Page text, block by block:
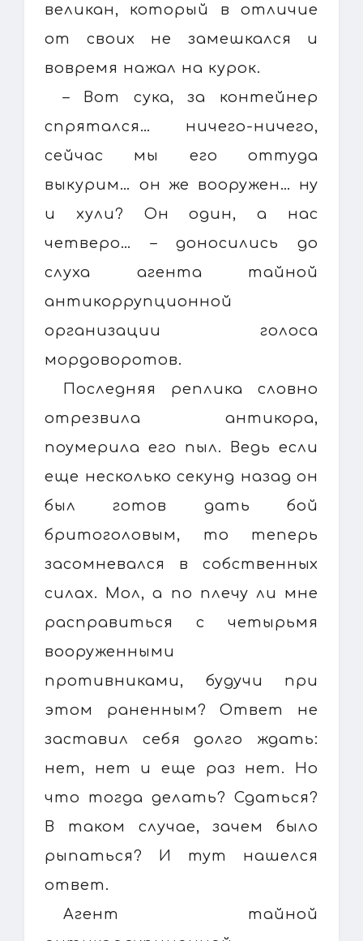
великан, который в отличие
от своих не замешкался и
вовремя нажал на курок.
– Вот сука, за контейнер
спрятался… ничего-ничего,
сейчас мы его оттуда
выкурим… он же вооружен… ну
и хули? Он один, а нас
четверо… – доносились до
слуха агента тайной
антикоррупционной
организации голоса
мордоворотов.
Последняя реплика словно
отрезвила антикора,
поумерила его пыл. Ведь если
еще несколько секунд назад он
был готов дать бой
бритоголовым, то теперь
засомневался в собственных
силах. Мол, а по плечу ли мне
расправиться с четырьмя
вооруженными
противниками, будучи при
этом раненным? Ответ не
заставил себя долго ждать:
нет, нет и еще раз нет. Но
что тогда делать? Сдаться?
В таком случае, зачем было
рыпаться? И тут нашелся
ответ.
Агент тайной